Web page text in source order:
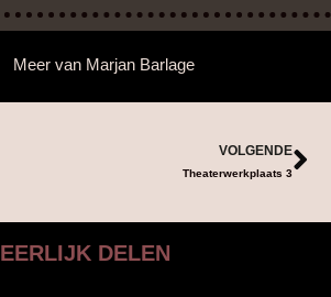
Meer van Marjan Barlage
VOLGENDE
Theaterwerkplaats 3
EERLIJK DELEN